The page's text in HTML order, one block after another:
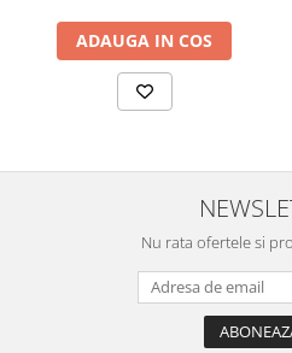
ADAUGA IN COS
Nu rata ofertele si